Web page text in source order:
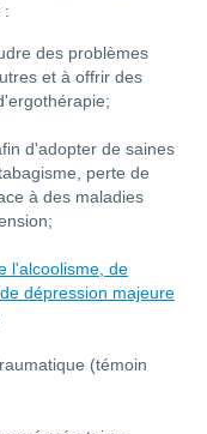
:
des problèmes
et à offrir des
d'adopter de saines
perte de
à des maladies
l'alcoolisme, de
dépression majeure
(témoin